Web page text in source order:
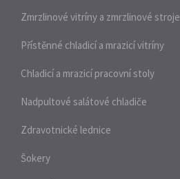
Zmrzlinové vitríny a zmrzlinové stroje
Přístěnné chladicí a mrazicí vitríny
Chladicí a mrazicí pracovní stoly
Nadpultové salátové chladiče
Zdravotnické lednice
Šokery